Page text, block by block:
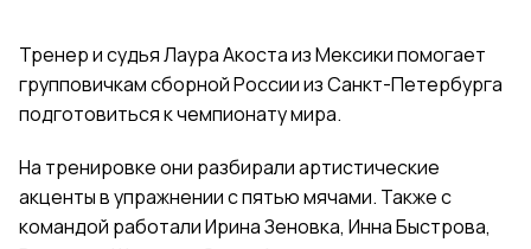
Тренер и судья Лаура Акоста из Мексики помогает
групповичкам сборной России из Санкт-Петербурга
подготовиться к чемпионату мира.
На тренировке они разбирали артистические
акценты в упражнении с пятью мячами. Также с
командой работали Ирина Зеновка, Инна Быстрова,